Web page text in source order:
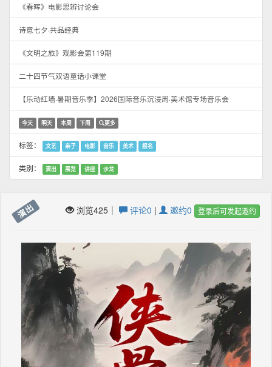
《春晖》电影思辨讨论会
诗意七夕·共品经典
《文明之旅》观影会第119期
二十四节气双语童话小课堂
【乐动红墙·暑期音乐季】2026国际音乐沉浸周·美术馆专场音乐会
今天 明天 本周 下周 更多
标签： 文艺 亲子 电影 音乐 美术 报名
类别： 演出 展览 讲座 沙龙
演出 浏览425｜ 评论0 | 邀约0 登录后可发起邀约